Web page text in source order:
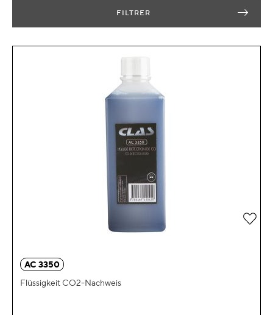
FILTRER
AC 3350
Flüssigkeit CO2-Nachweis
Zur